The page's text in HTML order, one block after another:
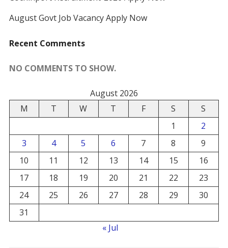
August Govt Job Vacancy Apply Now
Recent Comments
NO COMMENTS TO SHOW.
August 2026
M
T W T F S
S
1
2
3
4 5 6 7 8
9
10
11 12 13 14 15
16
17
18 19 20 21 22
23
24
25 26 27 28 29
30
31
« Jul